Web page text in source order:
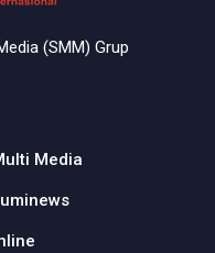
(SMM) Grup
Media